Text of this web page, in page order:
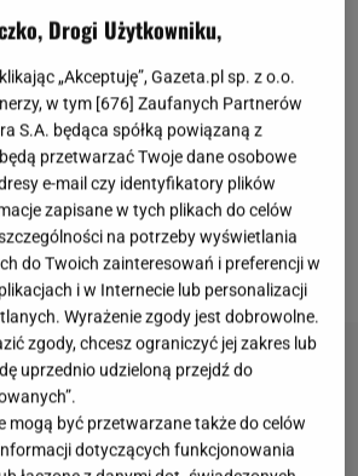
smakiem, który wyróżnia je na
Chocolate, Indigo Rose i Paul
brzmieć egzotycznie, ale
znacznie od tych, które jemy na
coraz częściej trafiają do
a ich wszechstronność w kuchni i
przekonują nawet sceptyków.
Drogi Użytkowniku,
„Akceptuję”, Gazeta.pl sp. z o.o.
w tym [676] Zaufanych Partnerów
S.A. będąca spółką powiązaną z
przetwarzać Twoje dane osobowe
e-mail czy identyfikatory plików
zapisane w tych plikach do celów
na potrzeby wyświetlania
do Twoich zainteresowań i preferencji w
i w Internecie lub personalizacji
Wyrażenie zgody jest dobrowolne.
zgody, chcesz ograniczyć jej zakres lub
uprzednio udzieloną przejdź do
mogą być przetwarzane także do celów
dotyczących funkcjonowania